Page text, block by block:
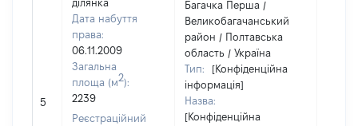
5
ділянка
Дата набуття
права:
06.11.2009
Загальна
площа (м2):
2239
Реєстраційний
Багачка Перша /
Великобагачанський
район / Полтавська
область / Україна
Тип:
[Конфіденційна
інформація]
Назва:
[Конфіденційна